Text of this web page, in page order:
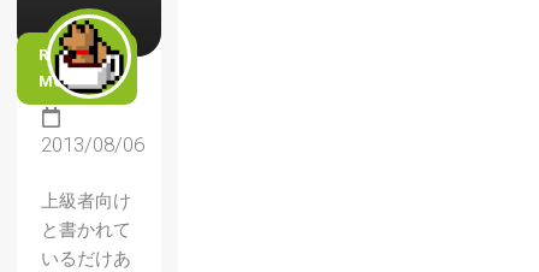
READ
MORE
2013/08/06
上級者向け
と書かれて
いるだけあ